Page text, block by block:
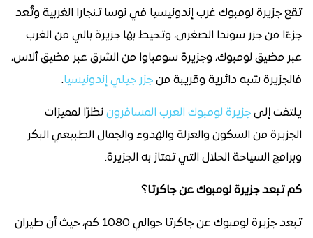
تقع جزيرة لومبوك غرب إندونيسيا في نوسا تنجارا الغربية وتُعد
جزءًا من جزر سوندا الصغرى، وتحيط بها جزيرة بالي من الغرب
عبر مضيق لومبوك، وجزيرة سومباوا من الشرق عبر مضيق ألاس،
فالجزيرة شبه دائرية وقريبة من جزر جيلي إندونيسيا.
يلتفت إلى جزيرة لومبوك العرب المسافرون نظرًا لمميزات
الجزيرة من السكون والعزلة والهدوء والجمال الطبيعي البكر
وبرامج السياحة الحلال التي تمتاز به الجزيرة.
كم تبعد جزيرة لومبوك عن جاكرتا؟
تبعد جزيرة لومبوك عن جاكرتا حوالي 1080 كم، حيث أن طيران